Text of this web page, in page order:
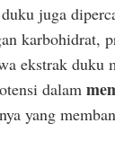
juga
karbohidrat,
ekstrak duku
dalam
yang